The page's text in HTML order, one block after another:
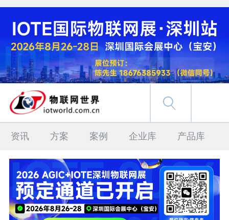
资讯 方案 案例 企业库 产品库